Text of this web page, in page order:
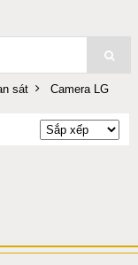
sát Camera LG